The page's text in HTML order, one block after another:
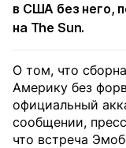
в США без него,
на The Sun.
О том, что
Америку без
официальный
сообщении,
что встреча